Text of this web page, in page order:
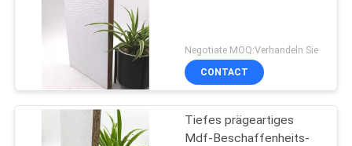
Negotiate MOQ:Verhandeln Sie
CONTACT
Tiefes prägeartiges
Mdf-Beschaffenheits-